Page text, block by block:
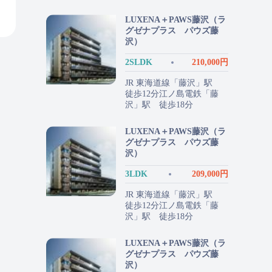
LUXENA＋PAWS藤沢（ラ
グゼナプラス パウズ藤
沢）
2SLDK 210,000円
JR 東海道線「藤沢」駅
徒歩12分江ノ島電鉄「藤
沢」駅 徒歩18分
LUXENA＋PAWS藤沢（ラ
グゼナプラス パウズ藤
沢）
3LDK 209,000円
JR 東海道線「藤沢」駅
徒歩12分江ノ島電鉄「藤
沢」駅 徒歩18分
LUXENA＋PAWS藤沢（ラ
グゼナプラス パウズ藤
沢）